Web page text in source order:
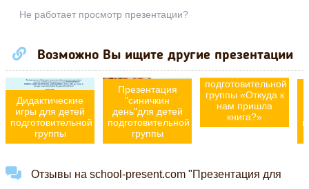
Не работает просмотр презентации?
Возможно Вы ищите другие презентации
Дидактические
игры для детей
подготовительной
группы
Презентация
"синичкин
день"для детей
подготовительной
группы
Презентация для
детей
подготовительной
группы «Откуда к
нам пришла
книга?»
Отзывы на school-present.com "Презентация для